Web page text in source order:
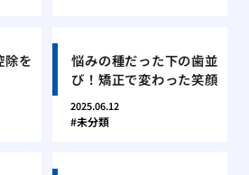
除を
悩みの種だった下の歯並
び！矯正で変わった笑顔
2025.06.12
未分類